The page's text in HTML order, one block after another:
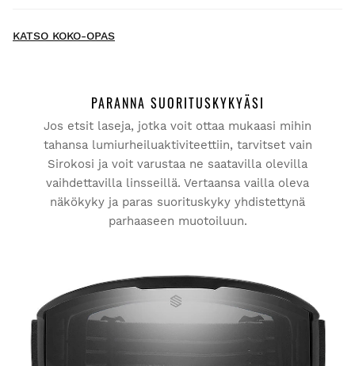
Kokeile tuotteitamme mukavasti kotona. Sinulla on 30
päivää toimituspäivästä alkaen tehdä palautusilmoitus.
Voit helposti ja nopeasti palauttaa tuotteen tilauksestasi
käyttäjätilisi kautta.
KATSO KOKO-OPAS
PARANNA SUORITUSKYKYÄSI
Jos etsit laseja, jotka voit ottaa mukaasi mihin
tahansa lumiurheiluaktiviteettiin, tarvitset vain
Sirokosi ja voit varustaa ne saatavilla olevilla
vaihdettavilla linsseillä. Vertaansa vailla oleva
näkökyky ja paras suorituskyky yhdistettynä
parhaaseen muotoiluun.